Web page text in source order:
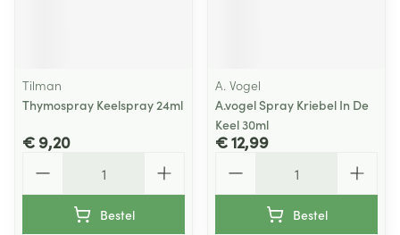
Tilman
Thymospray Keelspray 24ml
€ 9,20
Bestel
A. Vogel
A.vogel Spray Kriebel In De
Keel 30ml
€ 12,99
Bestel